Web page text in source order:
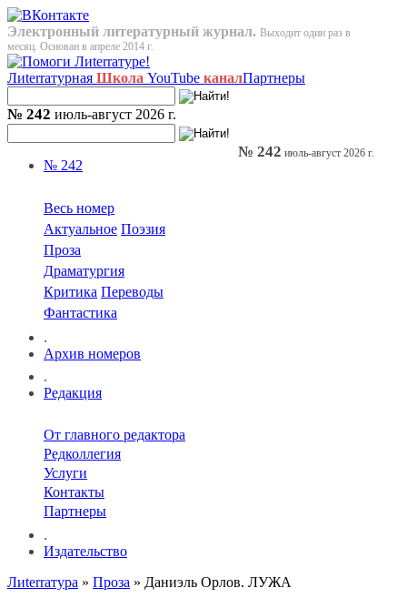
Электронный литературный журнал. Выходит один раз в
месяц. Основан в апреле 2014 г.
Лиterraтурная Школа YouTube каналПартнеры
№ 242 июль-август 2026 г.
№ 242
Весь номер
Актуальное Поэзия
Проза
Драматургия
Критика Переводы
Фантастика
.
Архив номеров
.
Редакция
От главного редактора
Редколлегия
Услуги
Контакты
Партнеры
.
Издательство
№ 242 июль-август 2026 г.
Лиterraтура » Проза » Даниэль Орлов. ЛУЖА